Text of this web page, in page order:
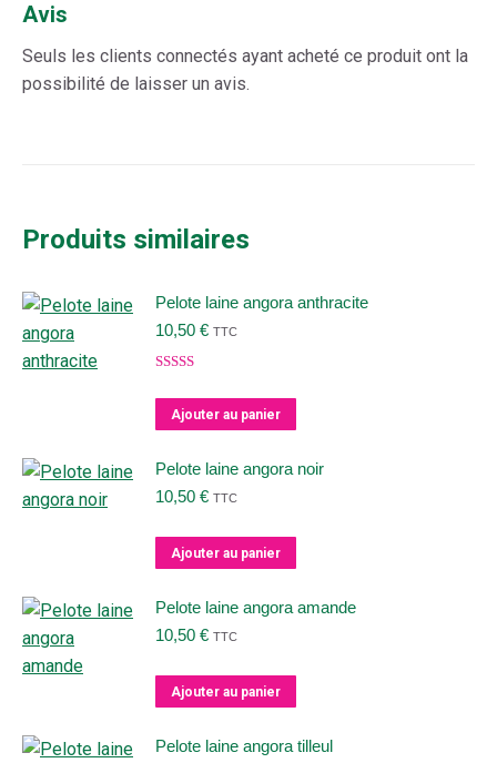
Avis
Seuls les clients connectés ayant acheté ce produit ont la
possibilité de laisser un avis.
Produits similaires
Pelote laine angora anthracite
10,50 € TTC
sur 5
Ajouter au panier
Pelote laine angora noir
10,50 € TTC
Ajouter au panier
Pelote laine angora amande
10,50 € TTC
Ajouter au panier
Pelote laine angora tilleul